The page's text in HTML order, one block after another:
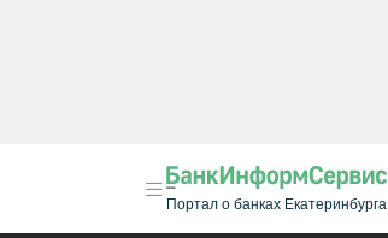
Портал о банках Екатеринбурга